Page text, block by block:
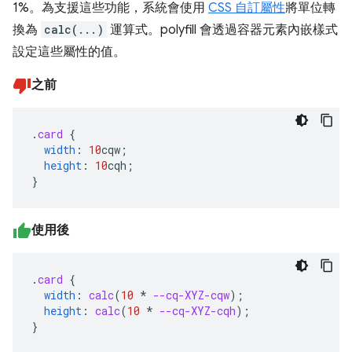
1%。為支援這些功能，系統會使用 CSS 自訂屬性將單位轉
換為 calc(...) 運算式。polyfill 會透過容器元素內嵌樣式
設定這些屬性的值。
之前
.card {
width : 10cqw ;
height : 10cqh ;
}
使用後
.card {
width : calc(10 * --cq-XYZ-cqw);
height : calc(10 * --cq-XYZ-cqh);
}